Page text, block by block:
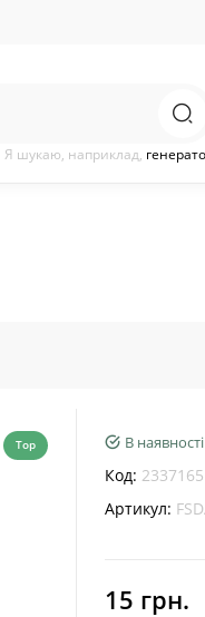
Я шукаю, наприклад,
Top В наявності
Код: 2337165
Артикул:
15 грн.